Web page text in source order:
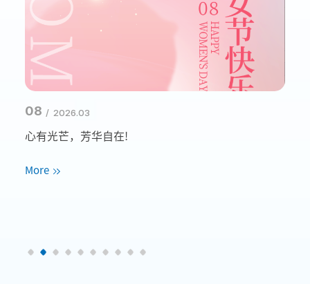
08 / 2026.03
心有光芒，芳华自在!
More